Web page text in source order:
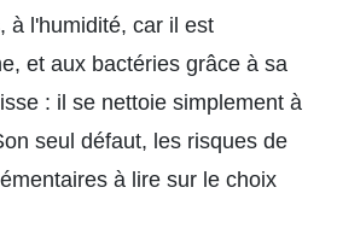
à l'humidité, car il est
et aux bactéries grâce à sa
: il se nettoie simplement à
seul défaut, les risques de
à lire sur le choix